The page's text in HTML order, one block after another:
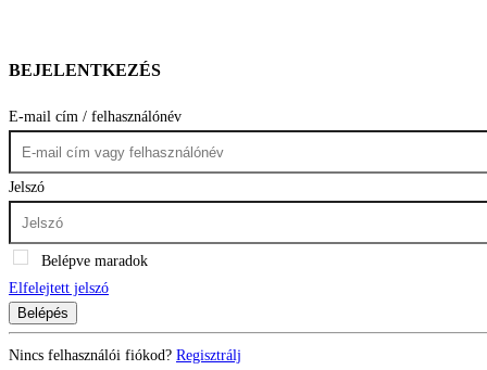
BEJELENTKEZÉS
E-mail cím / felhasználónév
Jelszó
Belépve maradok
Elfelejtett jelszó
Belépés
Nincs felhasználói fiókod? Regisztrálj